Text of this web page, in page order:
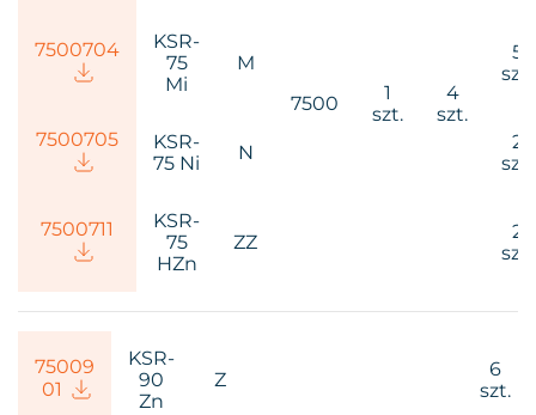
7500
1
szt.
4
szt.
7500704
KSR-
75
Mi
M
5
szt.
7500705
KSR-
75 Ni
N
2
szt.
7500711
KSR-
75
HZn
ZZ
2
szt.
75009
01
KSR-
90
Zn
Z
6
szt.